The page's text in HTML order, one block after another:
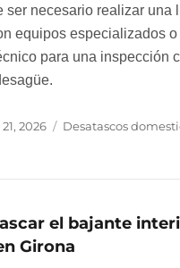
ser necesario realizar una
equipos especializados o
para una inspección
2026 Categorías
Desatascos
el bajante
Girona